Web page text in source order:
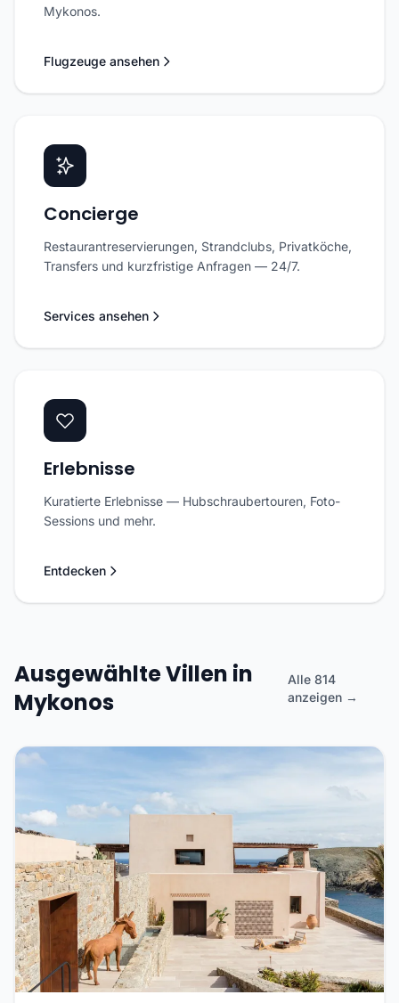
Mykonos.
Flugzeuge ansehen
Concierge
Restaurantreservierungen, Strandclubs, Privatköche,
Transfers und kurzfristige Anfragen — 24/7.
Services ansehen
Erlebnisse
Kuratierte Erlebnisse — Hubschraubertouren, Foto-
Sessions und mehr.
Entdecken
Ausgewählte Villen in
Mykonos
Alle 814
anzeigen →